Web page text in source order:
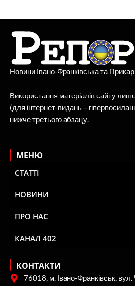
Новини Івано-Франківська та
Використання матеріалів сайту
(для інтернет-видань –
нижче третього абзацу.
МЕНЮ
СТАТТІ
НОВИНИ
ПРО НАС
КАНАЛ 402
КОНТАКТИ
76018, м. Івано-Франківськ,